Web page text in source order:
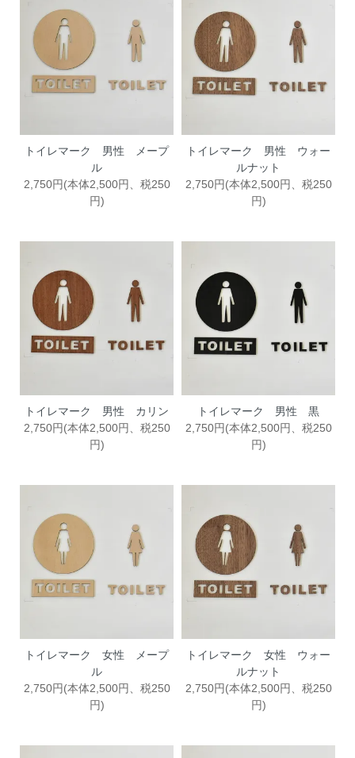
トイレマーク 男性 メープ
ル
2,750円(本体2,500円、税250
円)
トイレマーク 男性 ウォー
ルナット
2,750円(本体2,500円、税250
円)
トイレマーク 男性 カリン
2,750円(本体2,500円、税250
円)
トイレマーク 男性 黒
2,750円(本体2,500円、税250
円)
トイレマーク 女性 メープ
ル
2,750円(本体2,500円、税250
円)
トイレマーク 女性 ウォー
ルナット
2,750円(本体2,500円、税250
円)